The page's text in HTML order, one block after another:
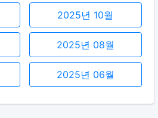
2025년 10월
2025년 08월
2025년 06월